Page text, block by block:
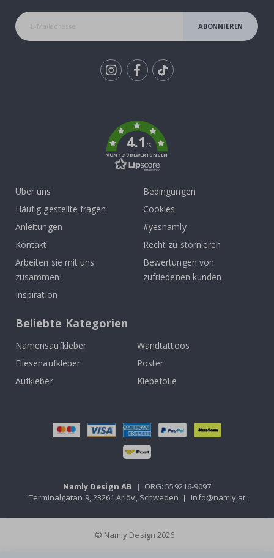
ABONNIEREN
4.1/5
VON 1019 BEWERTUNGEN
Über uns
Häufig gestellte fragen
Anleitungen
Kontakt
Arbeiten sie mit uns
zusammen!
Inspiration
Bedingungen
Cookies
#yesnamly
Recht zu stornieren
Bewertungen von
zufriedenen kunden
Beliebte Kategorien
Namensaufkleber
Wandtattoos
Fliesenaufkleber
Poster
Aufkleber
Klebefolie
Namly Design AB | ORG: 559216-9097
Terminalgatan 9, 23261 Arlöv, Schweden | info@namly.at
© Namly Design 2026